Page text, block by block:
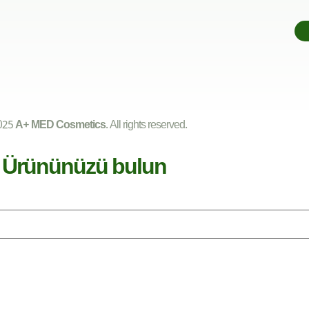
A+ MED Cosmetics. All rights reserved.
Ürününüzü bulun​